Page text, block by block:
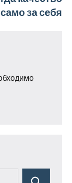
за себя